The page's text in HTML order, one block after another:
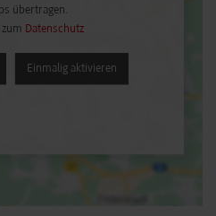
übertragen.
Datenschutz
Einmalig aktivieren